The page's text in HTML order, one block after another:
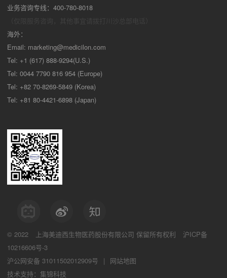
业务咨询专线：400-780-8018
海外：
Email: marketing@medicilon.com
Tel: +1 (617) 888-9294(U.S.)
Tel: 0044 7790 816 954 (Europe)
Tel: +82 70-8269-5849 (Korea)
Tel: +81 80-4421-6898 (Japan)
© 2022 上海美迪西生物医药股份有限公司 保留所有权利
沪ICP备
10216606号-3
沪公网安备 31011502012909号
|
网站地图
技术支持：集锦科技